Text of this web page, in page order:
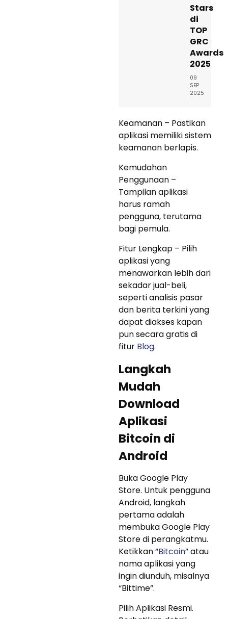
Stars
di
TOP
GRC
Awards
2025
09
SEP
2025
Keamanan – Pastikan
aplikasi memiliki sistem
keamanan berlapis.
Kemudahan
Penggunaan –
Tampilan aplikasi
harus ramah
pengguna, terutama
bagi pemula.
Fitur Lengkap – Pilih
aplikasi yang
menawarkan lebih dari
sekadar jual-beli,
seperti analisis pasar
dan berita terkini yang
dapat diakses kapan
pun secara gratis di
fitur Blog.
Langkah
Mudah
Download
Aplikasi
Bitcoin di
Android
Buka Google Play
Store. Untuk pengguna
Android, langkah
pertama adalah
membuka Google Play
Store di perangkatmu.
Ketikkan “Bitcoin” atau
nama aplikasi yang
ingin diunduh, misalnya
“Bittime”.
Pilih Aplikasi Resmi.